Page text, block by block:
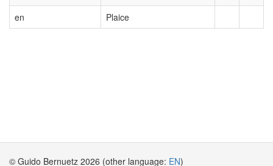
en
Plaice
© Guido Bernuetz 2026 (other language: EN)